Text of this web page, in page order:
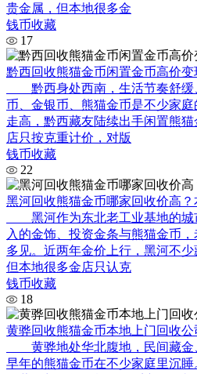
贵金属，但本地很多金
钱币收藏
17
黔西回收熊猫金币闲置金币高价变
黔西身处西南，生活节奏舒缓
币、金银币、熊猫金币是不少家
走高，黔西藏友陆续出手闲置熊
店只按克重计价，对版
钱币收藏
22
黑河回收熊猫金币哪家回收价高？
黑河作为东北老工业基地的城
入的金饰、投资金条与熊猫金币
多见。近两年金价上行，黑河不少
但本地很多金店只认克
钱币收藏
18
黄骅回收熊猫金币本地上门回收公
黄骅地处华北腹地，民间藏金
早年的熊猫金币在不少家庭里沉